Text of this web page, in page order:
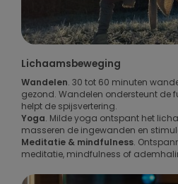
Lichaamsbeweging
Wandelen. 30 tot 60 minuten
gezond. Wandelen ondersteunt de
helpt de spijsvertering.
Yoga. Milde yoga ontspant het
masseren de ingewanden en
Meditatie & mindfulness.
meditatie, mindfulness of